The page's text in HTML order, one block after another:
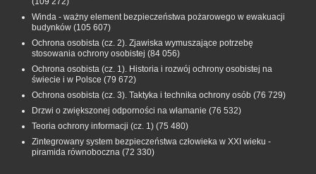
Winda - ważny element bezpieczeństwa pożarowego w ewakuacji
budynków (105 607)
Ochrona osobista (cz. 2). Zjawiska wymuszające potrzebę
stosowania ochrony osobistej (84 056)
Ochrona osobista (cz. 1). Historia i rozwój ochrony osobistej na
świecie i w Polsce (79 672)
Ochrona osobista (cz. 3). Taktyka i technika ochrony osób (76 729)
Drzwi o zwiększonej odporności na włamanie (76 532)
Teoria ochrony informacji (cz. 1) (75 480)
Zintegrowany system bezpieczeństwa człowieka w XXI wieku -
piramida równoboczna (72 330)